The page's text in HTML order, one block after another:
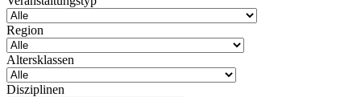
Region
Altersklassen
Disziplinen